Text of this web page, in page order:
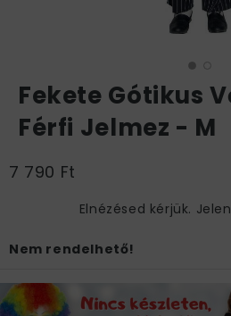
Fekete Gótikus
Férfi Jelmez - M
7 790 Ft
Elnézésed kérjük.
Nem rendelhető!